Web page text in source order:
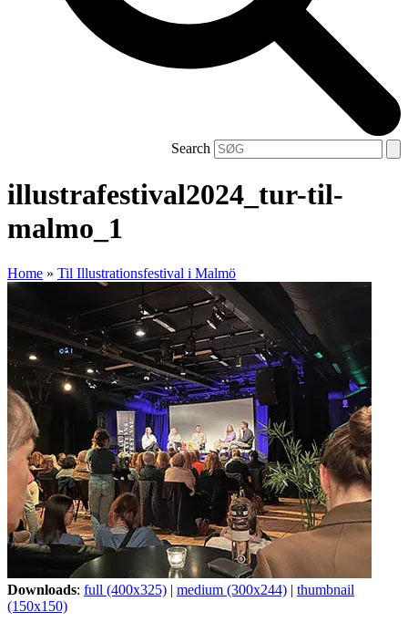
Search
illustrafestival2024_tur-til-
malmo_1
Home » Til Illustrationsfestival i Malmö
Downloads: full (400x325) | medium (300x244) | thumbnail
(150x150)